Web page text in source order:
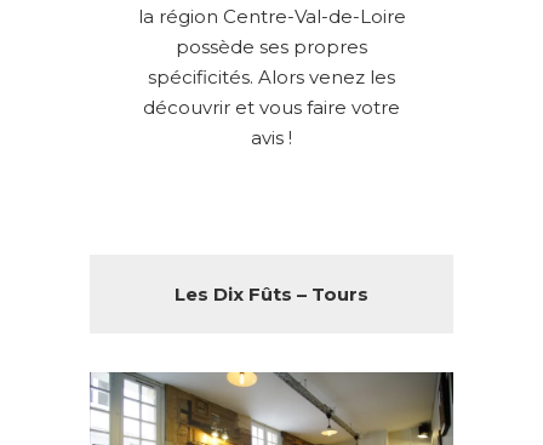
la région Centre-Val-de-Loire
possède ses propres
spécificités. Alors venez les
découvrir et vous faire votre
avis !
Les Dix Fûts – Tours